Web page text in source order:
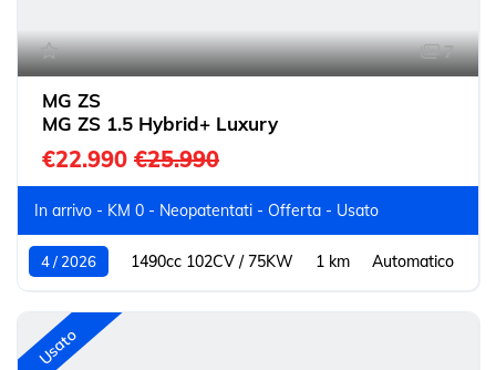
7
MG ZS
MG ZS 1.5 Hybrid+ Luxury
€22.990 €25.990
In arrivo - KM 0 - Neopatentati - Offerta - Usato
4 / 2026 1490cc 102CV / 75KW 1 km Automatico
Usato